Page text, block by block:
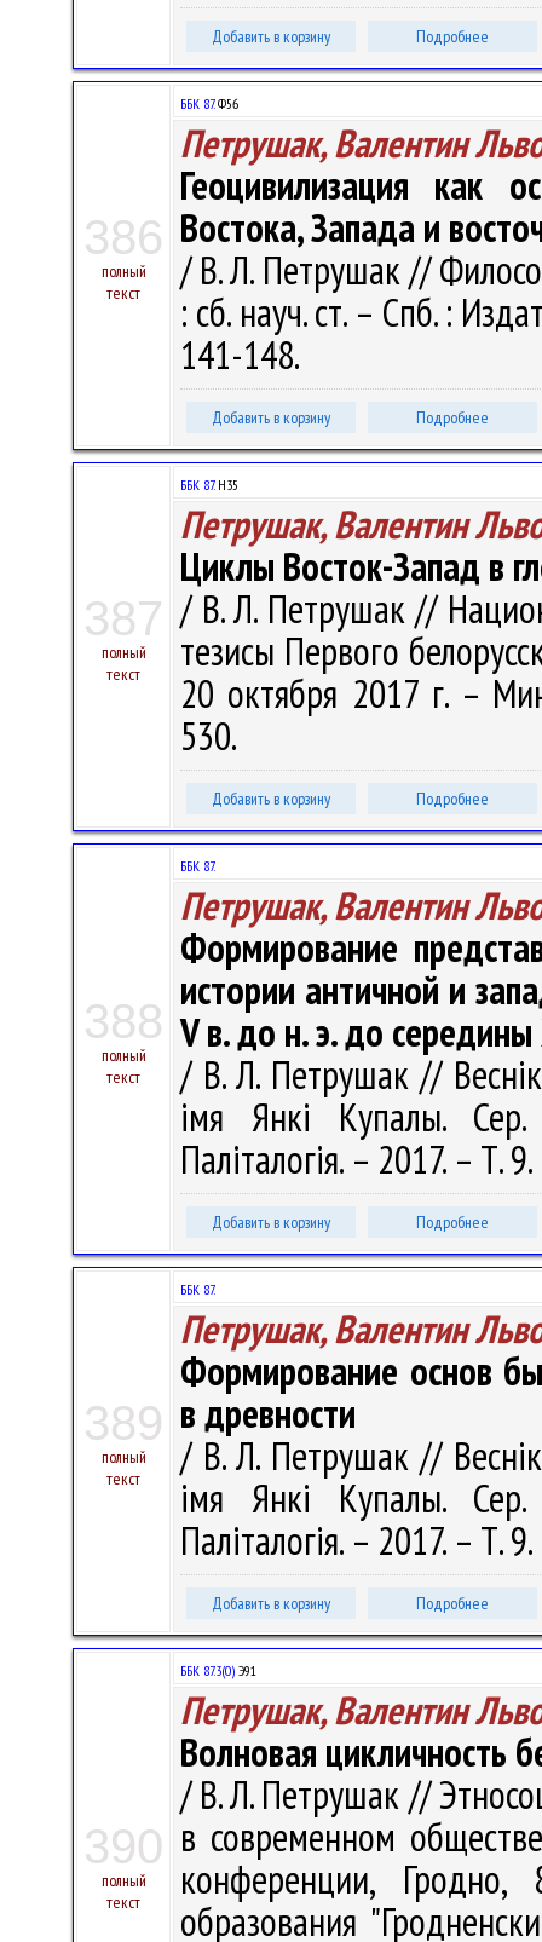
Добавить в корзину Подробнее
386
полный
текст
ББК 87.Ф56
Петрушак, Валентин
Геоцивилизация как
Востока, Запада и
/ В. Л. Петрушак //
: сб. науч. ст. – Спб. :
141-148.
Добавить в корзину Подробнее
387
полный
текст
ББК 87.Н35
Петрушак, Валентин
Циклы Восток-Запад в
/ В. Л. Петрушак //
тезисы Первого
20 октября 2017 г. –
530.
Добавить в корзину Подробнее
388
полный
текст
ББК 87.
Петрушак, Валентин
Формирование
истории античной и
V в. до н. э. до
/ В. Л. Петрушак // Веснік
імя Янкі Купалы. Сер.
Паліталогія. – 2017. –
Добавить в корзину Подробнее
389
полный
текст
ББК 87.
Петрушак, Валентин
Формирование основ
в древности
/ В. Л. Петрушак // Веснік
імя Янкі Купалы. Сер.
Паліталогія. – 2017. – Т.
Добавить в корзину Подробнее
390
полный
текст
ББК 87.3(0) Э91
Петрушак, Валентин
Волновая цикличность
/ В. Л. Петрушак //
в современном
конференции,
образования